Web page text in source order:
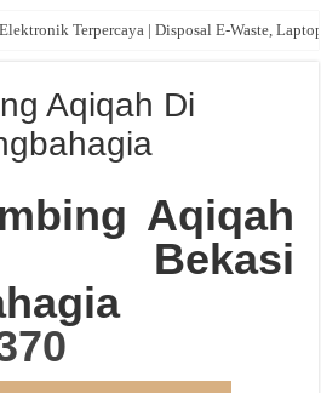
Terpercaya | Disposal E-Waste,
Aqiqah Di
Aqiqah